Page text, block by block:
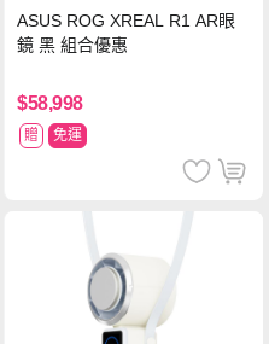
ASUS ROG XREAL R1 AR眼
鏡 黑 組合優惠
$58,998
贈 免運